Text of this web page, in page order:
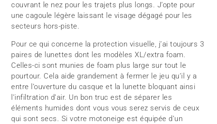
couvrant le nez pour les trajets plus longs. J’opte pour
une cagoule légère laissant le visage dégagé pour les
secteurs hors-piste.
Pour ce qui concerne la protection visuelle, j’ai toujours 3
paires de lunettes dont les modèles XL/extra foam.
Celles-ci sont munies de foam plus large sur tout le
pourtour. Cela aide grandement à fermer le jeu qu’il y a
entre l’ouverture du casque et la lunette bloquant ainsi
l’infiltration d’air. Un bon truc est de séparer les
éléments humides dont vous vous serez servis de ceux
qui sont secs. Si votre motoneige est équipée d’un